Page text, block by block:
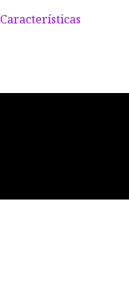
Características